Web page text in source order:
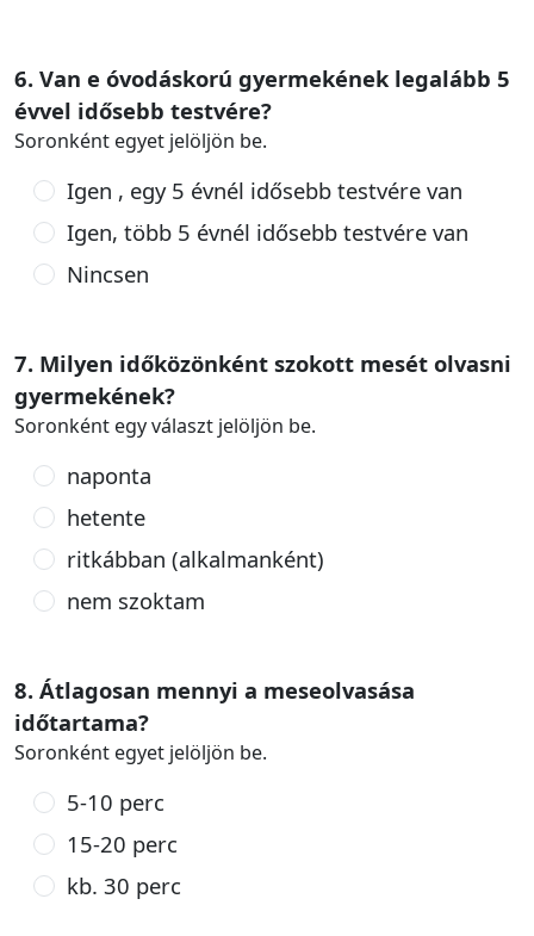
6. Van e óvodáskorú gyermekének legalább 5
évvel idősebb testvére?
Soronként egyet jelöljön be.
Igen , egy 5 évnél idősebb testvére van
Igen, több 5 évnél idősebb testvére van
Nincsen
7. Milyen időközönként szokott mesét olvasni
gyermekének?
Soronként egy választ jelöljön be.
naponta
hetente
ritkábban (alkalmanként)
nem szoktam
8. Átlagosan mennyi a meseolvasása
időtartama?
Soronként egyet jelöljön be.
5-10 perc
15-20 perc
kb. 30 perc